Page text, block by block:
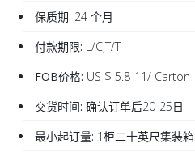
保质期: 24 个月
付款期限: L/C,T/T
FOB价格: US $ 5.8-11/ Carton
交货时间: 确认订单后20-25日
最小起订量: 1柜二十英尺集装箱